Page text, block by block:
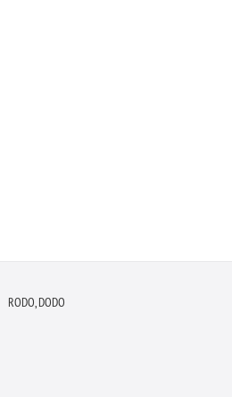
RODO, DODO